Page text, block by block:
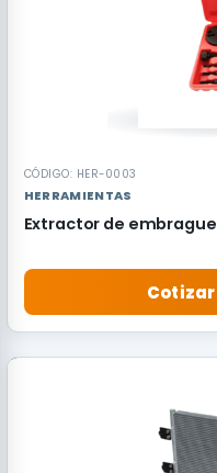
CÓDIGO: HER-0003
HERRAMIENTAS
Extractor de embrague